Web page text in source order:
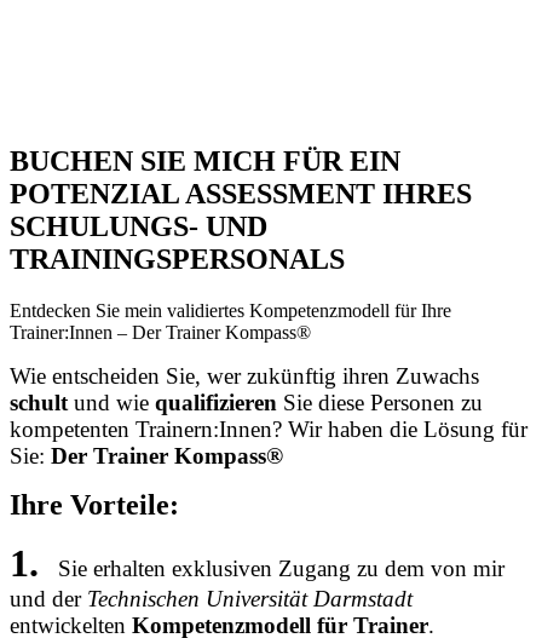
BUCHEN SIE MICH FÜR EIN
POTENZIAL ASSESSMENT IHRES
SCHULUNGS- UND
TRAININGSPERSONALS
Entdecken Sie mein validiertes Kompetenzmodell für Ihre
Trainer:Innen – Der Trainer Kompass®
Wie entscheiden Sie, wer zukünftig ihren Zuwachs
schult und wie qualifizieren Sie diese Personen zu
kompetenten Trainern:Innen? Wir haben die Lösung für
Sie: Der Trainer Kompass®
Ihre Vorteile:
1.
Sie erhalten exklusiven Zugang zu dem von mir
und der Technischen Universität Darmstadt
entwickelten Kompetenzmodell für Trainer.